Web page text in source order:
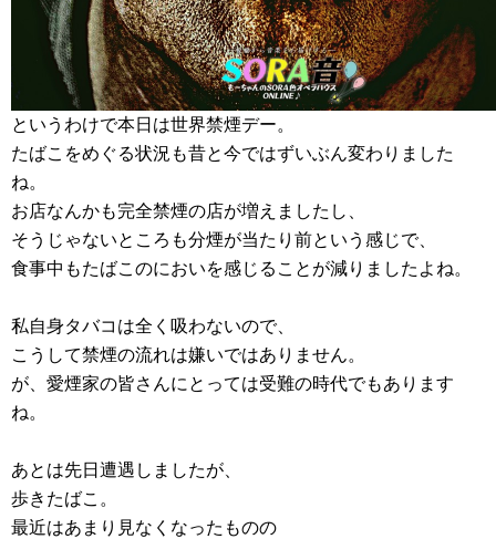
というわけで本日は世界禁煙デー。
たばこをめぐる状況も昔と今ではずいぶん変わりました
ね。
お店なんかも完全禁煙の店が増えましたし、
そうじゃないところも分煙が当たり前という感じで、
食事中もたばこのにおいを感じることが減りましたよね。
私自身タバコは全く吸わないので、
こうして禁煙の流れは嫌いではありません。
が、愛煙家の皆さんにとっては受難の時代でもあります
ね。
あとは先日遭遇しましたが、
歩きたばこ。
最近はあまり見なくなったものの